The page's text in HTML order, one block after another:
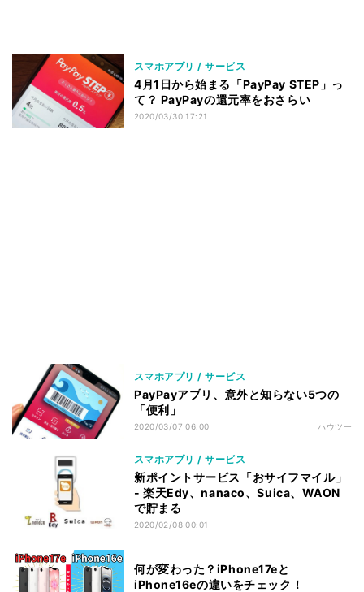
スマホアプリ / サービス
4月1日から始まる「PayPay STEP」っ
て？ PayPayの還元率をおさらい
2020/03/30 17:21
スマホアプリ / サービス
PayPayアプリ、意外と知らない5つの
「便利」
2020/03/07 06:00 ハウツー
スマホアプリ / サービス
新ポイントサービス「おサイフマイル」
- 楽天Edy、nanaco、Suica、WAON
で貯まる
2020/02/08 00:01
何が変わった？iPhone17eと
iPhone16eの違いをチェック！